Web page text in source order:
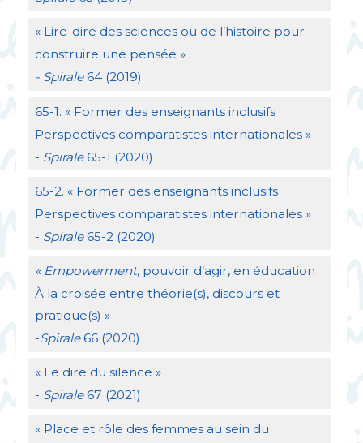
« Lire-dire des sciences ou de l’histoire pour
construire une pensée »
- Spirale64 (2019)
65-1. « Former des enseignants inclusifs
Perspectives comparatistes internationales »
- Spirale65-1 (2020)
65-2. « Former des enseignants inclusifs
Perspectives comparatistes internationales »
- Spirale65-2 (2020)
« Empowerment, pouvoir d’agir, en éducation
À la croisée entre théorie(s), discours et
pratique(s) »
-Spirale66 (2020)
« Le dire du silence »
- Spirale67 (2021)
« Place et rôle des femmes au sein du